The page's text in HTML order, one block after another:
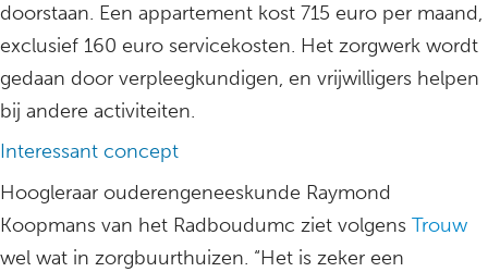
doorstaan. Een appartement kost 715 euro per maand,
exclusief 160 euro servicekosten. Het zorgwerk wordt
gedaan door verpleegkundigen, en vrijwilligers helpen
bij andere activiteiten.
Interessant concept
Hoogleraar ouderengeneeskunde Raymond
Koopmans van het Radboudumc ziet volgens Trouw
wel wat in zorgbuurthuizen. “Het is zeker een